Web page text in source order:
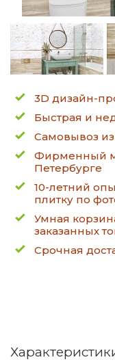
3D дизайн-
Быстрая и
Самовывоз
Фирменный
Петербурге
10-летний
плитку по
Умная
заказанных
Срочная